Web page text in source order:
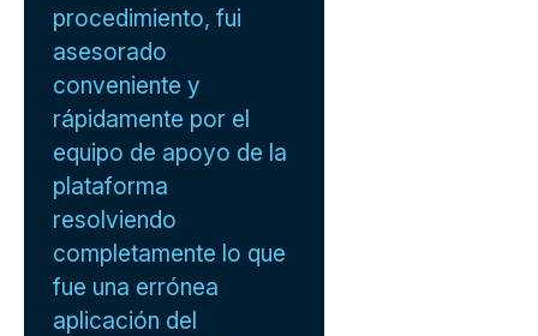
procedimiento, fui
asesorado
conveniente y
rápidamente por el
equipo de apoyo de la
plataforma
resolviendo
completamente lo que
fue una errónea
aplicación del